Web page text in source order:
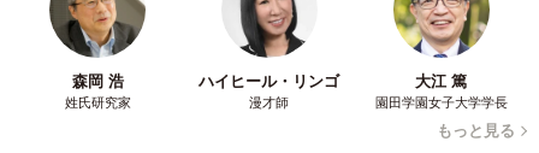
森岡 浩
姓氏研究家
ハイヒール・リンゴ
漫才師
大江 篤
園田学園女子大学学長
もっと見る